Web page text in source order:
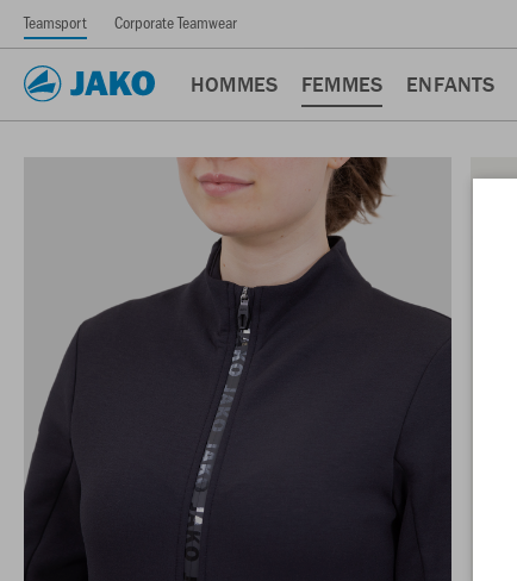
Teamsport Corporate Teamwear
HOMMES FEMMES ENFANTS